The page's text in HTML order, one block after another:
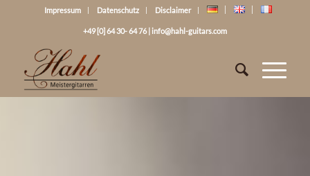
Impressum Datenschutz Disclaimer
+49 [0] 64 30- 64 76|info@hahl-guitars.com